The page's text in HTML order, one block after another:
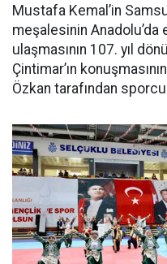
Mustafa Kemal’in
meşalesinin
ulaşmasının 107. yıl
Çintimar’ın
Özkan tarafından